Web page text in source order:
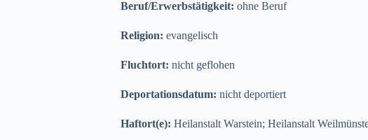
Beruf/Erwerbstätigkeit: ohne Beruf
Religion: evangelisch
Fluchtort: nicht geflohen
Deportationsdatum: nicht deportiert
Haftort(e): Heilanstalt Warstein; Heilanstalt